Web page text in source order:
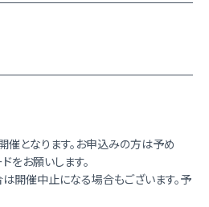
催となります。お申込みの方は予め
をお願いします。
開催中止になる場合もございます。予